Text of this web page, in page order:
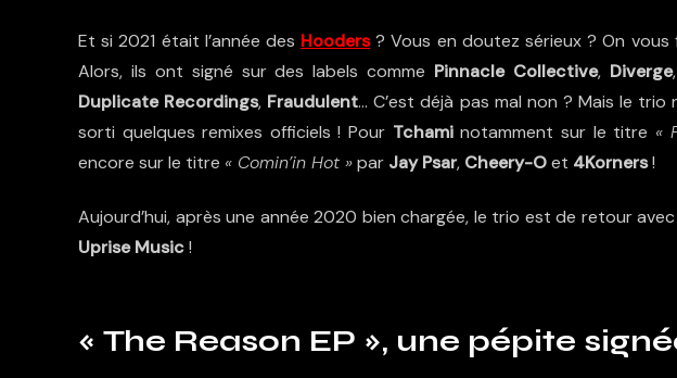
Et si 2021 était l’année des Hooders? Vous en doutez sérieux ? On
Alors, ils ont signé sur des labels comme Pinnacle Collective,Diverge,
Duplicate Recordings, Fraudulent… C’est déjà pas mal non ? Mais le
sorti quelques remixes officiels ! Pour Tchaminotamment sur le titre «
encore sur le titre « Comin’in Hot »par Jay Psar, Cheery-Oet 4Korners!
Aujourd’hui, après une année 2020 bien chargée, le trio est de retour avec
Uprise Music!
« The Reason EP », une pépite